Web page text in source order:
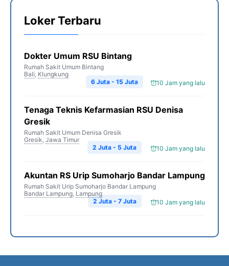
Loker Terbaru
Dokter Umum RSU Bintang
Rumah Sakit Umum Bintang
Bali, Klungkung
10 Jam yang lalu
6 Juta - 15 Juta
Tenaga Teknis Kefarmasian RSU Denisa
Gresik
Rumah Sakit Umum Denisa Gresik
Gresik, Jawa Timur
10 Jam yang lalu
2 Juta - 5 Juta
Akuntan RS Urip Sumoharjo Bandar Lampung
Rumah Sakit Urip Sumoharjo Bandar Lampung
Bandar Lampung, Lampung
10 Jam yang lalu
2 Juta - 7 Juta